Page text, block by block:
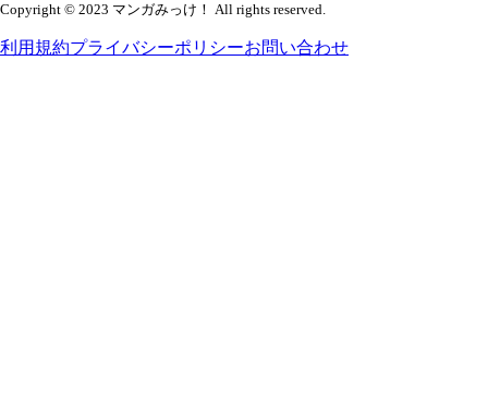
Copyright © 2023 マンガみっけ！ All rights reserved.
利用規約プライバシーポリシーお問い合わせ